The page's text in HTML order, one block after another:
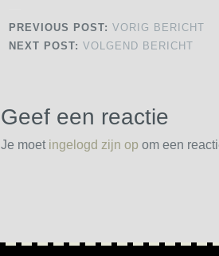
PREVIOUS POST: VORIG BERICHT
NEXT POST: VOLGEND BERICHT
Geef een reactie
Je moet ingelogd zijn op om een